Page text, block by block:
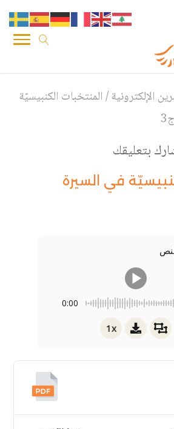
الإلكترونية/المنتخبات الكنبيسيّة
بتعليقك
في السيرة
0:00
1x